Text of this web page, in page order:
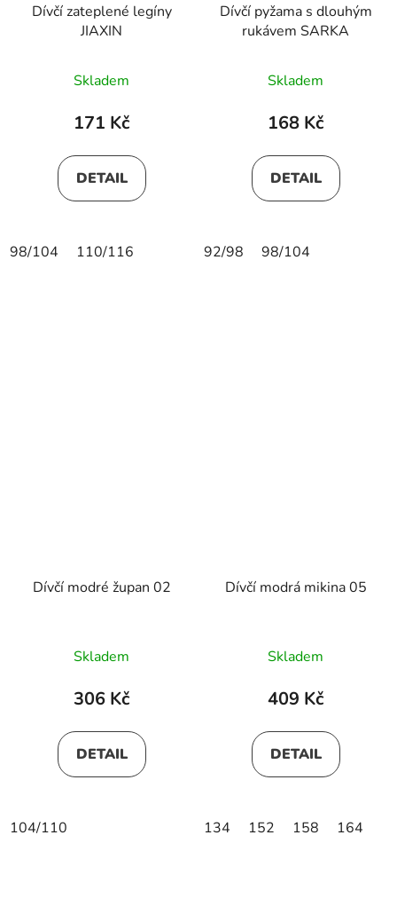
Dívčí zateplené legíny
JIAXIN
Skladem
171 Kč
DETAIL
98/104 110/116
Dívčí pyžama s dlouhým
rukávem SARKA
Skladem
168 Kč
DETAIL
92/98 98/104
Dívčí modré župan 02
Skladem
306 Kč
DETAIL
104/110
Dívčí modrá mikina 05
Skladem
409 Kč
DETAIL
134 152 158 164